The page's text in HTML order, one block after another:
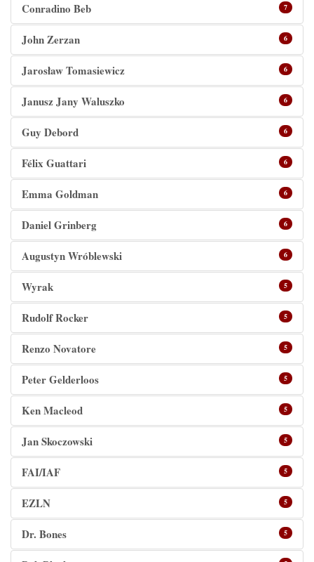
Conradino Beb 7
John Zerzan 6
Jarosław Tomasiewicz 6
‬Janusz‭ ‬Jany Waluszko 6
Guy Debord 6
Félix Guattari 6
Emma Goldman 6
Daniel Grinberg 6
Augustyn Wróblewski 6
Wyrak 5
Rudolf Rocker 5
Renzo Novatore 5
Peter Gelderloos 5
Ken Macleod 5
Jan Skoczowski 5
FAI/IAF 5
EZLN 5
Dr. Bones 5